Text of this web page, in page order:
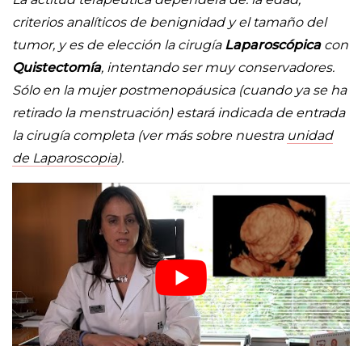
criterios analíticos de benignidad y el tamaño del
tumor, y es de elección la cirugía Laparoscópicacon
Quistectomía, intentando ser muy conservadores.
Sólo en la mujer postmenopáusica (cuando ya se ha
retirado la menstruación) estará indicada de entrada
la cirugía completa (ver más sobre nuestra unidad
de Laparoscopia).